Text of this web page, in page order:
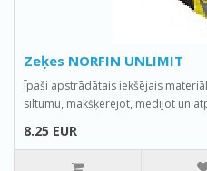
Zeķes NORFIN UNLIMIT
Īpaši apstrādātais iekšējais
siltumu, makšķerējot, medījot un
8.25 EUR